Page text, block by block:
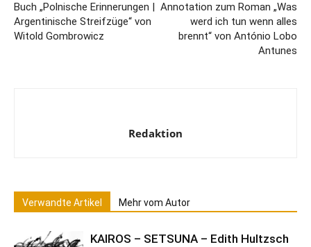
Buch „Polnische Erinnerungen |
Argentinische Streifzüge“ von
Witold Gombrowicz
Annotation zum Roman „Was
werd ich tun wenn alles
brennt“ von António Lobo
Antunes
Redaktion
Verwandte Artikel Mehr vom Autor
KAIROS – SETSUNA – Edith Hultzsch